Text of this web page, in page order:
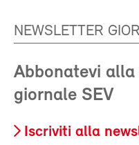
NEWSLETTER
Abbonatevi
giornale SEV
Iscriviti alla